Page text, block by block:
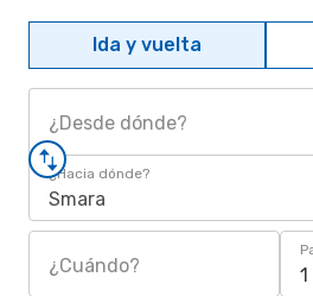
Ida y vuelta
¿Desde dónde?
¿Hacia dónde?
Smara
¿Cuándo?